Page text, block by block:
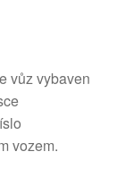
vůz vybaven
vozem.